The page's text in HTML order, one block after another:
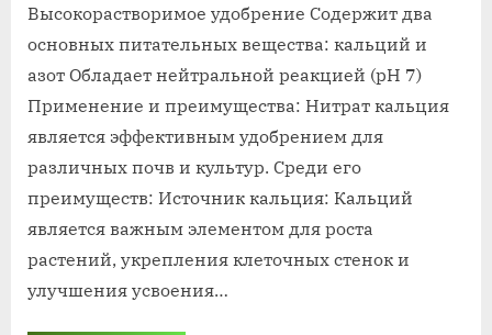
почв
Высокорастворимое удобрение Содержит два
основных питательных вещества: кальций и
азот Обладает нейтральной реакцией (pH 7)
Применение и преимущества: Нитрат кальция
является эффективным удобрением для
различных почв и культур. Среди его
преимуществ: Источник кальция: Кальций
является важным элементом для роста
растений, укрепления клеточных стенок и
улучшения усвоения…